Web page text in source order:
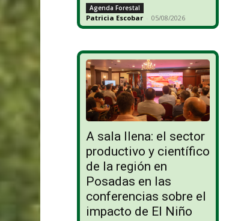
Agenda Forestal
Patricia Escobar - 05/08/2026
A sala llena: el sector
productivo y científico
de la región en
Posadas en las
conferencias sobre el
impacto de El Niño